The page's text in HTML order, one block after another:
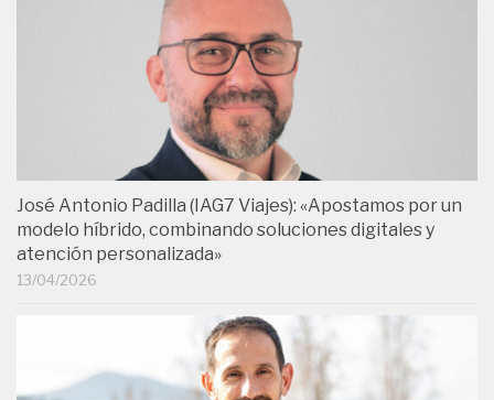
José Antonio Padilla (IAG7 Viajes): «Apostamos por un
modelo híbrido, combinando soluciones digitales y
atención personalizada»
13/04/2026